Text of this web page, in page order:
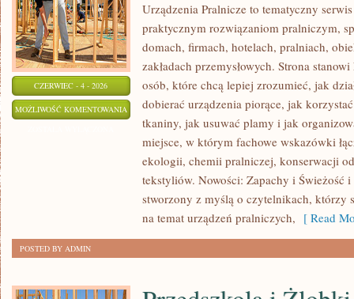
CZERWIEC - 4 - 2026
MOŻLIWOŚĆ KOMENTOWANIA PRALKI
SUSZARKI
Urządzenia Pralnicze to tematyczny
praktycznym rozwiązaniom pralniczym,
domach, firmach, hotelach, pralniach,
zakładach przemysłowych. Strona
osób, które chcą lepiej zrozumieć, jak
dobierać urządzenia piorące, jak
tkaniny, jak usuwać plamy i jak
miejsce, w którym fachowe wskazówki
ekologii, chemii pralniczej, konserwacji
tekstyliów. Nowości: Zapachy i Świeżość i
stworzony z myślą o czytelnikach, którzy
na temat urządzeń pralniczych, [ Read
POSTED BY ADMIN